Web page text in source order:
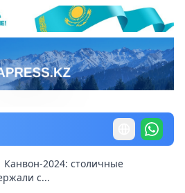
Канвон-2024: столичные
с...